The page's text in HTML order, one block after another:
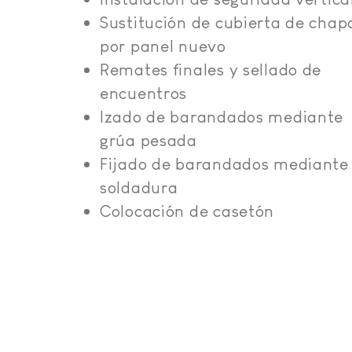
Sustitución de cubierta de
por panel nuevo
Remates finales y sellado de
encuentros
Izado de barandados mediante
grúa pesada
Fijado de barandados mediante
soldadura
Colocación de casetón